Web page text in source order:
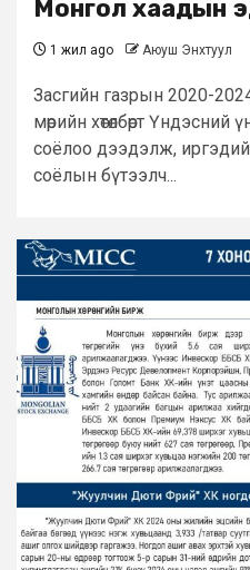
Монгол хаадын
1 жил ago Аюуш Энхтуул
Засгийн газрын 2020-
мөрийн хөтөлбөрт Үндэсний
соёлоо дээдэлж,
соёлын бүтээлч...